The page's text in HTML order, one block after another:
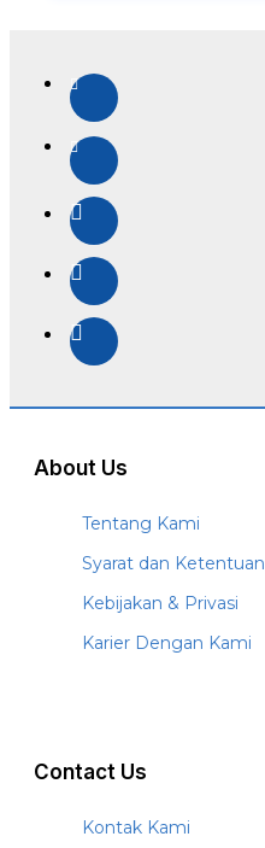
About Us
Tentang Kami
Syarat dan Ketentuan
Kebijakan & Privasi
Karier Dengan Kami
Contact Us
Kontak Kami